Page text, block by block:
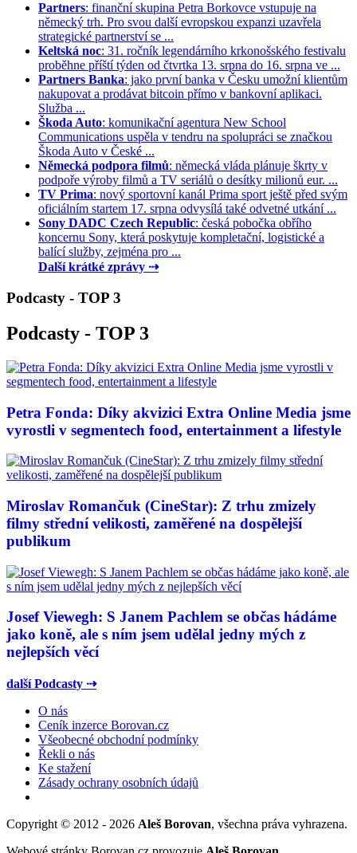
Partners: finanční skupina Petra Borkovce vstupuje na
německý trh. Pro svou další evropskou expanzi uzavřela
strategické partnerství se ...
Keltská noc: 31. ročník legendárního krkonošského festivalu
proběhne příští týden od čtvrtka 13. srpna do 16. srpna ve ...
Partners Banka: jako první banka v Česku umožní klientům
nakupovat a prodávat bitcoin přímo v bankovní aplikaci.
Služba ...
Škoda Auto: komunikační agentura New School
Communications uspěla v tendru na spolupráci se značkou
Škoda Auto v České ...
Německá podpora filmů: německá vláda plánuje škrty v
podpoře výroby filmů a TV seriálů o desítky milionů eur. ...
TV Prima: nový sportovní kanál Prima sport ještě před svým
oficiálním startem 17. srpna odvysílá také odvetné utkání ...
Sony DADC Czech Republic: česká pobočka obřího
koncernu Sony, která poskytuje kompletační, logistické a
balící služby, zejména pro ...
Další krátké zprávy ⇢
Podcasty - TOP 3
Podcasty - TOP 3
Petra Fonda: Díky akvizici Extra Online Media jsme
vyrostli v segmentech food, entertainment a lifestyle
Miroslav Romančuk (CineStar): Z trhu zmizely
filmy střední velikosti, zaměřené na dospělejší
publikum
Josef Viewegh: S Janem Pachlem se občas hádáme
jako koně, ale s ním jsem udělal jedny mých z
nejlepších věcí
další Podcasty ⇢
O nás
Ceník inzerce Borovan.cz
Všeobecné obchodní podmínky
Řekli o nás
Ke stažení
Zásady ochrany osobních údajů
Copyright © 2012 - 2026 Aleš Borovan, všechna práva vyhrazena.